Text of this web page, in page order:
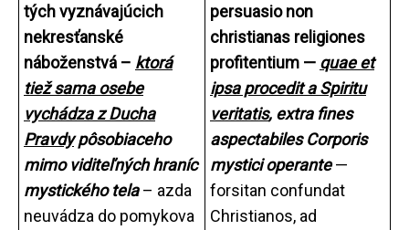
tých vyznávajúcich
nekresťanské
náboženstvá – ktorá
tiež sama osebe
vychádza z Ducha
Pravdypôsobiaceho
mimo viditeľných hraníc
mystického tela– azda
neuvádza do pomykova
persuasio non
christianas religiones
profitentium — quae et
ipsa procedit a Spiritu
veritatis, extra fines
aspectabiles Corporis
mystici operante—
forsitan confundat
Christianos, ad